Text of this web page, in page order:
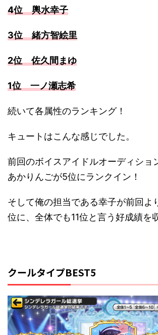
4位 輿水幸子
3位 緒方智絵里
2位 佐久間まゆ
1位 一ノ瀬志希
続いて各属性のランキング！
キュートはこんな感じでした。
前回のボイスアイドルオーディショ
あかりんごが5位にランクイン！
そして俺の担当である幸子が前回よ
位に、全体でも11位と言う好成績を
クールタイプBEST5